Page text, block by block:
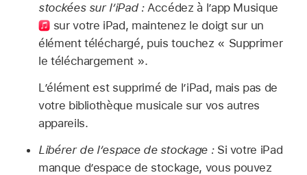
stockées sur l’iPad :Accédez à l’app Musique
sur votre iPad, maintenez le doigt sur un
élément téléchargé, puis touchez « Supprimer
le téléchargement ».
L’élément est supprimé de l’iPad, mais pas de
votre bibliothèque musicale sur vos autres
appareils.
Libérer de l’espace de stockage : Si votre iPad
manque d’espace de stockage, vous pouvez